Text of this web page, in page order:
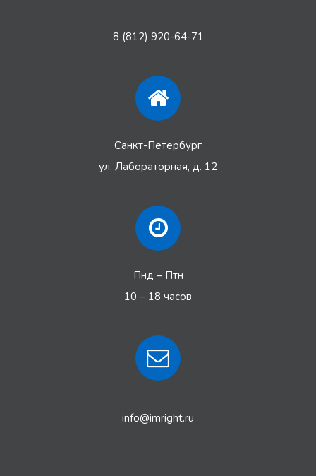
8 (812) 920-64-71
Санкт-Петербург
ул. Лабораторная, д. 12
Пнд – Птн
10 – 18 часов
info@imright.ru